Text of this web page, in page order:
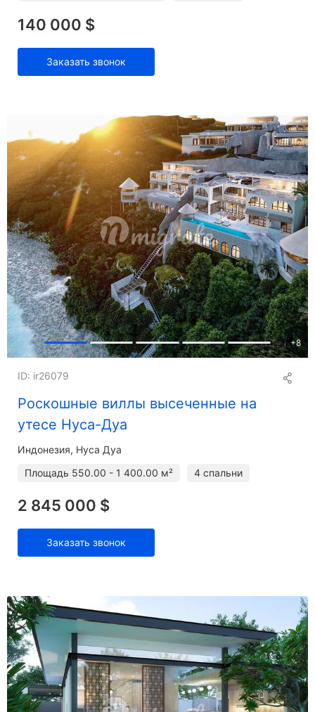
140 000 $
Заказать звонок
+8
Роскошные виллы высеченные на
утесе Нуса-Дуа
ID: ir26079
Индонезия, Нуса Дуа
Площадь 550.00 - 1 400.00 м² 4 спальни
2 845 000 $
Заказать звонок